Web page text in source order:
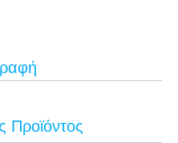
Προϊόντος